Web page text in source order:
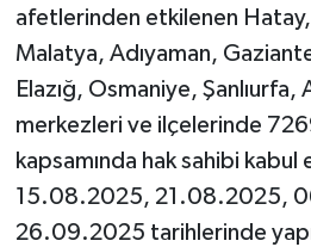
afetlerinden etkilenen
Malatya, Adıyaman,
Elazığ, Osmaniye, Şanlıurfa,
merkezleri ve ilçelerinde
kapsamında hak sahibi
15.08.2025, 21.08.2025,
26.09.2025 tarihlerinde